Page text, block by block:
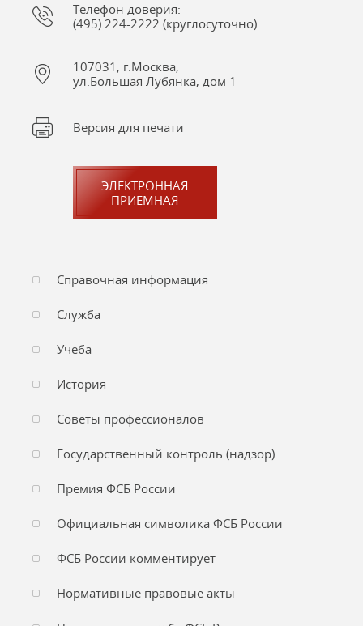
Телефон доверия:
(495) 224-2222 (круглосуточно)
107031, г.Москва,
ул.Большая Лубянка, дом 1
Версия для печати
ЭЛЕКТРОННАЯ
ПРИЕМНАЯ
Справочная информация
Служба
Учеба
История
Советы профессионалов
Государственный контроль (надзор)
Премия ФСБ России
Официальная символика ФСБ России
ФСБ России комментирует
Нормативные правовые акты